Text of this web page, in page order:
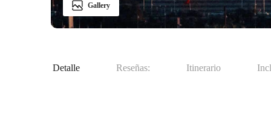
Gallery
Detalle Reseñas: Itinerario